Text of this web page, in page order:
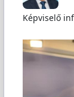
Képviselő